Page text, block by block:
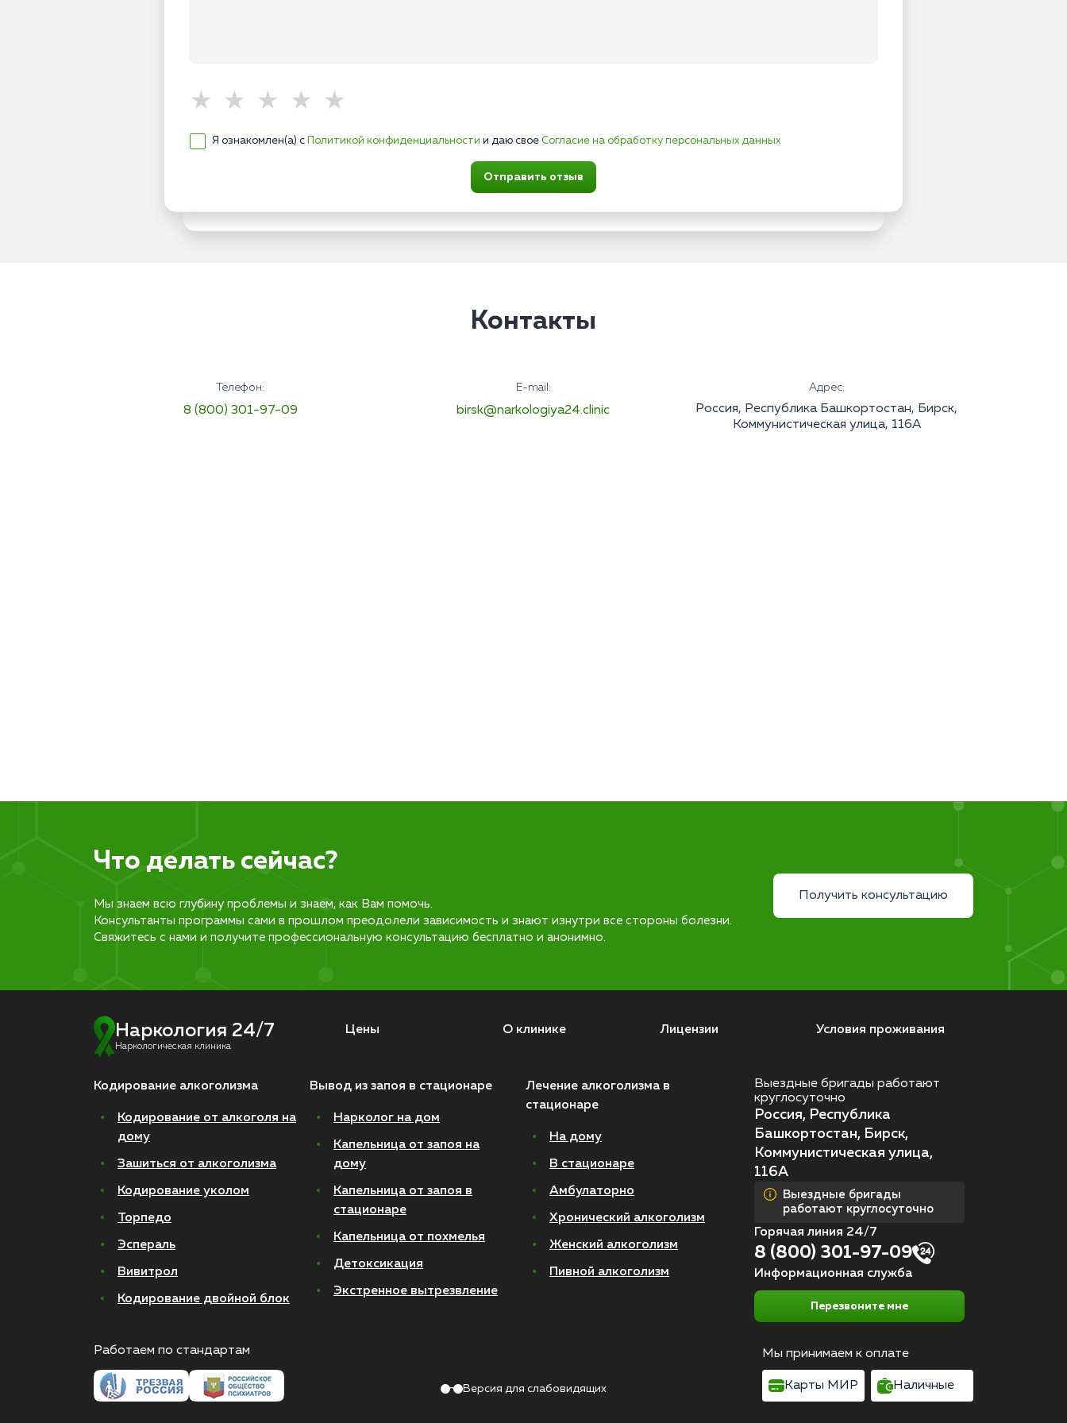
Я ознакомлен(а) с Политикой конфиденциальности и даю свое Согласие на обработку персональных данных
Отправить отзыв
Контакты
Телефон:
8 (800) 301-97-09
E-mail:
birsk@narkologiya24.clinic
Адрес:
Россия, Республика Башкортостан, Бирск,
Коммунистическая улица, 116А
Что делать сейчас?
Мы знаем всю глубину проблемы и знаем, как Вам помочь.
Консультанты программы сами в прошлом преодолели зависимость и знают изнутри все стороны болезни.
Свяжитесь с нами и получите профессиональную консультацию бесплатно и анонимно.
Получить консультацию
Наркология 24/7
Наркологическая клиника
Цены О клинике Лицензии Условия проживания
Кодирование алкоголизма
Кодирование от алкоголя на
дому
Зашиться от алкоголизма
Кодирование уколом
Торпедо
Эспераль
Вивитрол
Кодирование двойной блок
Вывод из запоя в стационаре
Нарколог на дом
Капельница от запоя на
дому
Капельница от запоя в
стационаре
Капельница от похмелья
Детоксикация
Экстренное вытрезвление
Лечение алкоголизма в
стационаре
На дому
В стационаре
Амбулаторно
Хронический алкоголизм
Женский алкоголизм
Пивной алкоголизм
Выездные бригады работают
круглосуточно
Россия, Республика
Башкортостан, Бирск,
Коммунистическая улица,
116А
Выездные бригады
работают круглосуточно
Горячая линия 24/7
8 (800) 301-97-09
Информационная служба
Перезвоните мне
Работаем по стандартам
Версия для слабовидящих
Мы принимаем к оплате
Карты МИР Наличные